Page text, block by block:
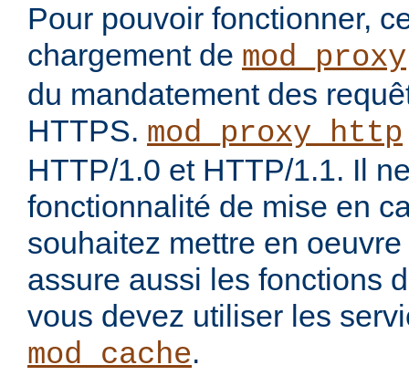
Pour pouvoir fonctionner,
chargement de mod_proxy
du mandatement des
HTTPS. mod_proxy_http
HTTP/1.0 et HTTP/1.1. Il
fonctionnalité de mise en
souhaitez mettre en
assure aussi les fonctions
vous devez utiliser les
mod_cache.